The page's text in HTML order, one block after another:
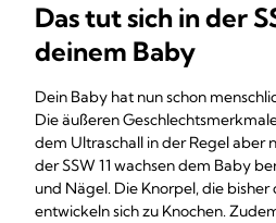
Das tut sich in der
deinem Baby
Dein Baby hat nun schon
Die äußeren
dem Ultraschall in der Regel aber
der SSW 11 wachsen dem Baby
und Nägel. Die Knorpel, die
entwickeln sich zu Knochen.